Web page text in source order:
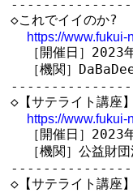
◇これでイイのか?
https://
［開催日］2023
［機関］
◇【サテライト講座
https://
［開催日］2023
［機関］公益財
◇【サテライト講